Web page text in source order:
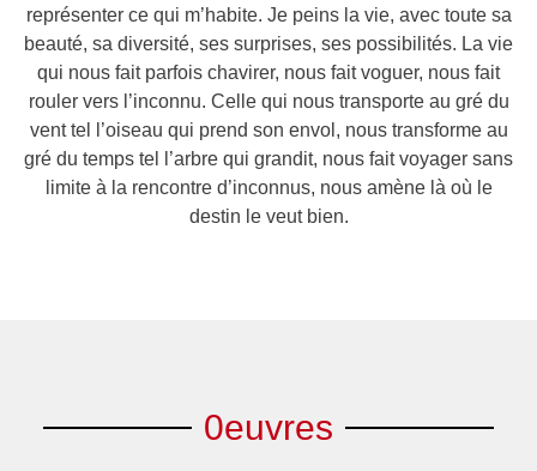
représenter ce qui m’habite. Je peins la vie, avec toute sa
beauté, sa diversité, ses surprises, ses possibilités. La vie
qui nous fait parfois chavirer, nous fait voguer, nous fait
rouler vers l’inconnu. Celle qui nous transporte au gré du
vent tel l’oiseau qui prend son envol, nous transforme au
gré du temps tel l’arbre qui grandit, nous fait voyager sans
limite à la rencontre d’inconnus, nous amène là où le
destin le veut bien.
0euvres